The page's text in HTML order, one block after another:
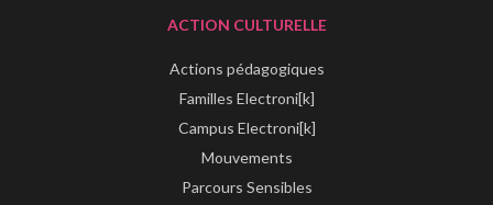
ACTION CULTURELLE
Actions pédagogiques
Familles Electroni[k]
Campus Electroni[k]
Mouvements
Parcours Sensibles